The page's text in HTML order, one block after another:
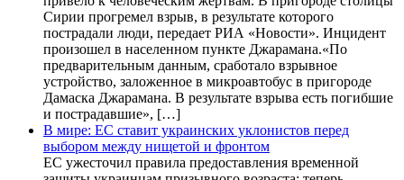
Сирии прогремел взрыв, в результате которого
пострадали люди, передает РИА «Новости». Инцидент
произошел в населенном пункте Джарамана.«По
предварительным данным, сработало взрывное
устройство, заложенное в микроавтобус в пригороде
Дамаска Джарамана. В результате взрыва есть погибшие
и пострадавшие», […]
В мире: ЕС ставит украинских уклонистов перед
выбором между нищетой и фронтом
ЕС ужесточил правила предоставления временной